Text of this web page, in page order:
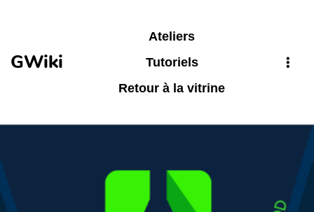
GWiki
Ateliers
Tutoriels
Retour à la vitrine